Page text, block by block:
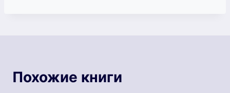
Похожие книги